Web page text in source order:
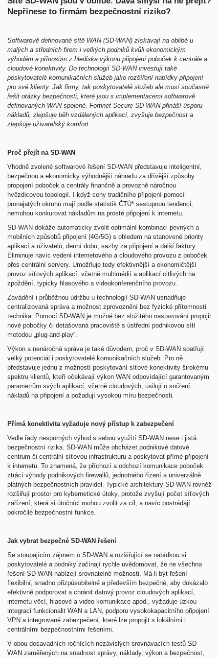
Nepřinese to firmám bezpečnostní riziko?
Softwarově definované sítě WAN (SD-WAN) získávají na oblibě u
malých a středních firem i velkých podniků kvůli ekonomickým
výhodám a přínosům z hlediska výkonu připojení poboček k centrále a
cloudové konektivity. Do technologií SD-WAN investují také
poskytovatelé komunikačních služeb jako rozšíření nabídky připojení
pro své klienty. Jak firmy, tak poskytovatelé služeb ale musí současně
řešit otázky bezpečnosti, které jsou s implementacemi softwarově
definovaných WAN spojené. Fortinet Secure SD-WAN přináší úsporu
nákladů, zlepšuje běh vzdálených aplikací, zvyšuje bezpečnost a
zlepšuje uživatelský komfort.
Proč přejít na SD-WAN
Vhodně zvolené softwarové řešení SD-WAN představuje inteligentní,
bezpečnou a ekonomicky výhodnější náhradu za dřívější způsoby
propojení poboček a centrály finančně a provozně náročnou
hvězdicovou topologií. I když ceny tradičního připojení pomocí
pronajatých okruhů mají podle statistik ČTÚ* sestupnou tendenci,
nemohou konkurovat nákladům na prosté připojení k internetu.
SD-WAN dokáže automaticky zvolit optimální kombinaci pevných a
mobilních způsobů připojení (4G/5G) s ohledem na stanovené priority
aplikací a uživatelů, denní dobu, sazby za připojení a další faktory.
Eliminuje navíc vedení internetového a cloudového provozu z poboček
přes centrální servery. Umožňuje tedy efektivnější a ekonomičtější
provoz síťových aplikací, včetně multimédií a aplikací citlivých na
zpoždění, typicky hlasového a videokonferenčního provozu.
Zavádění i průběžnou údržbu u technologií SD-WAN usnadňuje
centralizovaná správa a možnost zprovoznění bez fyzické přítomnosti
technika. Pomocí SD-WAN je možné bez složitého nastavování propojit
nové pobočky či detašovaná pracoviště s ústřední podnikovou sítí
metodou „plug-and-play“.
Výkon a nenáročná správa je také důvodem, proč v SD-WAN spatřují
velký potenciál i poskytovatelé komunikačních služeb. Pro ně
představuje jednu z možností poskytování síťové konektivity širokému
spektru klientů, kteří očekávají výkon WAN odpovídající garantovaným
parametrům svých aplikací, včetně cloudových, usilují o snížení
nákladů na připojení a požadují vysokou míru bezpečnosti.
Přímá konektivita vyžaduje nový přístup k zabezpečení
Vedle řady nesporných výhod s sebou využití SD-WAN nese i jistá
bezpečnostní rizika. SD-WAN může obcházet podnikové datové
centrum či centrální síťovou infrastrukturu a poskytovat přímé připojení
k internetu. To znamená, že příchozí a odchozí komunikace poboček
ztrácí výhody podnikových firewallů, jednotného řízení a univerzálně
platných bezpečnostních pravidel. Typické architektury SD-WAN rovněž
rozšiřují prostor pro kybernetické útoky, protože zvyšují počet síťových
zařízení, která si útočníci mohou zvolit za cíl, a navíc postrádají
pokročilé bezpečnostní funkce.
Jak vybrat bezpečné SD-WAN řešení
Se stoupajícím zájmem o SD-WAN a rozšiřující se nabídkou si
poskytovatelé a podniky začínají rychle uvědomovat, že ne všechna
řešení SD-WAN nabízejí srovnatelné možnosti. Má-li být řešení
flexibilní, snadno přizpůsobitelné a především bezpečné, aby dokázalo
efektivně podporovat a chránit datový provoz cloudových aplikací,
internetu věcí, hlasové a video komunikace apod., vyžaduje úzkou
integraci funkcionalit WAN a LAN, podporu vysokokapacitního připojení
VPN a integrované zabezpečení, které lze propojit s lokálními i
centrálními bezpečnostními řešeními.
V obou dosavadních ročnících nezávislých srovnávacích testů SD-
WAN zaměřených na snadnost správy, náklady, výkon a bezpečnost,